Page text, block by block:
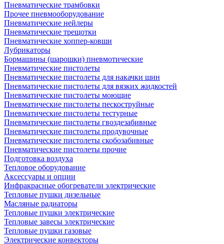
Пневматические трамбовки
Прочее пневмооборудование
Пневматические нейлеры
Пневматические трещотки
Пневматические хоппер-ковши
Лубрикаторы
Бормашины (шарошки) пневмотические
Пневматические пистолеты
Пневматические пистолеты для накачки шин
Пневматические пистолеты для вязких жидкостей
Пневматические пистолеты моющие
Пневматические пистолеты пескоструйные
Пневматические пистолеты тестурные
Пневматические пистолеты гвоздезабивные
Пневматические пистолеты продувочные
Пневматические пистолеты скобозабивные
Пневматические пистолеты прочие
Подготовка воздуха
Тепловое оборудование
Аксессуары и опции
Инфракрасные обогреватели электрические
Тепловые пушки дизельные
Масляные радиаторы
Тепловые пушки электрические
Тепловые завесы электрические
Тепловые пушки газовые
Электрические конвекторы